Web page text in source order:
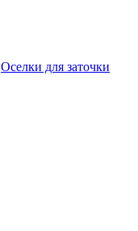
Оселки для заточки